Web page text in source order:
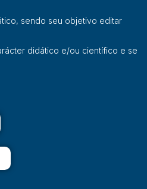
sendo seu objetivo editar
didático e/ou científico e se